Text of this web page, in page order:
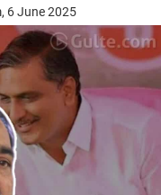
6 June 2025